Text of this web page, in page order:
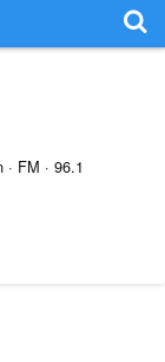
FM · 96.1